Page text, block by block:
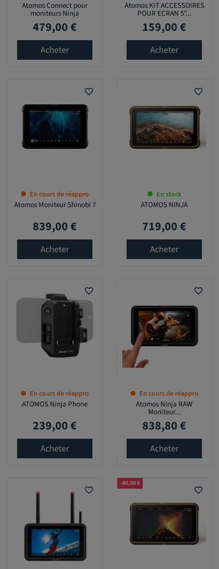
Atomos Connect pour
moniteurs Ninja
Prix
479,00 €
Acheter
Atomos KIT ACCESSOIRES
POUR ECRAN 5"...
Prix
159,00 €
Acheter
favorite_border
En cours de réappro
Atomos Moniteur Shinobi 7
Prix
839,00 €
Acheter
favorite_border
En stock
ATOMOS NINJA
Prix
719,00 €
Acheter
favorite_border
En cours de réappro
ATOMOS Ninja Phone
Prix
239,00 €
Acheter
favorite_border
En cours de réappro
Atomos Ninja RAW
Moniteur...
Prix
838,80 €
Acheter
favorite_border favorite_border
-80,00 €